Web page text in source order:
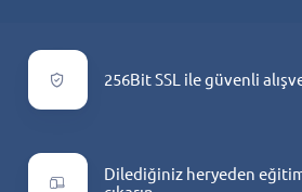
256Bit SSL ile güvenli
Dilediğiniz heryeden